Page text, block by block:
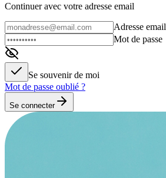
Continuer avec votre adresse email
Adresse email
Mot de passe
Se souvenir de moi
Mot de passe oublié ?
Se connecter